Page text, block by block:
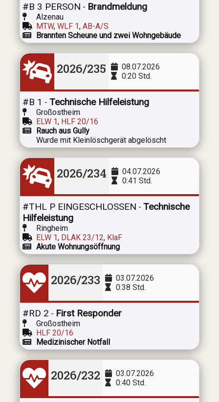
#B 3 PERSON - Brandmeldung
Alzenau
MTW, WLF 1, AB-A/S
Brannten Scheune und zwei Wohngebäude
2026/235
08.07.2026
0:20 Std.
#B 1 - Technische Hilfeleistung
Großostheim
ELW 1, HLF 20/16
Rauch aus Gully
Wurde mit Kleinlöschgerät abgelöscht
2026/234
04.07.2026
0:41 Std.
#THL P EINGESCHLOSSEN - Technische
Hilfeleistung
Ringheim
ELW 1, DLAK 23/12, KlaF
Akute Wohnungsöffnung
2026/233
03.07.2026
0:38 Std.
#RD 2 - First Responder
Großostheim
HLF 20/16
Medizinischer Notfall
2026/232
03.07.2026
0:40 Std.